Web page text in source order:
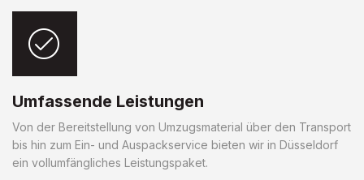
Umfassende Leistungen
Von der Bereitstellung von Umzugsmaterial über den Transport
bis hin zum Ein- und Auspackservice bieten wir in Düsseldorf
ein vollumfängliches Leistungspaket.